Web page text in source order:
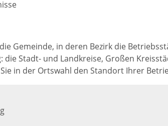
Gemeinde, in deren Bezirk die
Stadt- und Landkreise, Großen
in der Ortswahl den Standort Ihrer